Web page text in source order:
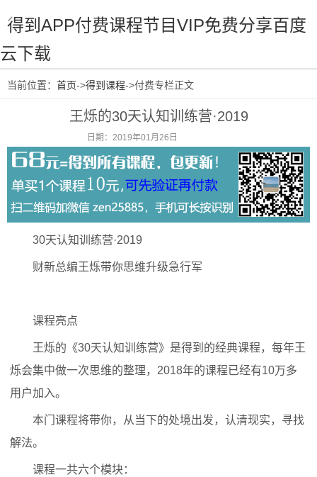
得到APP付费课程节目VIP免费分享百度
云下载
当前位置： 首页->得到课程->付费专栏正文
王烁的30天认知训练营·2019
日期：2019年01月26日
30天认知训练营·2019
财新总编王烁带你思维升级急行军
课程亮点
王烁的《30天认知训练营》是得到的经典课程，每年王
烁会集中做一次思维的整理，2018年的课程已经有10万多
用户加入。
本门课程将带你，从当下的处境出发，认清现实，寻找
解法。
课程一共六个模块：